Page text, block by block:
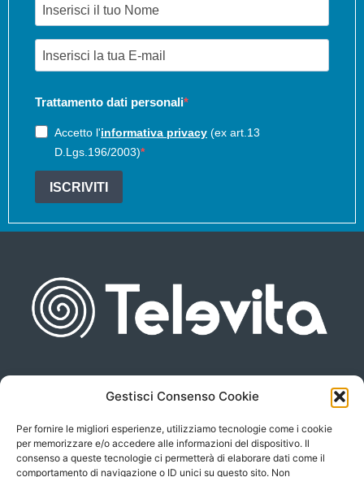
Gestisci Consenso Cookie
Per fornire le migliori esperienze, utilizziamo tecnologie come i cookie
per memorizzare e/o accedere alle informazioni del dispositivo. Il
consenso a queste tecnologie ci permetterà di elaborare dati come il
comportamento di navigazione o ID unici su questo sito. Non
Trattamento dati personali
Accetto l'informativa privacy (ex art.13
D.Lgs.196/2003)
ISCRIVITI
Piazza san Giovanni, 6
P.Iva 00566630323
info@televita.it